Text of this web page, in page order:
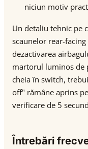
niciun motiv
Un detaliu tehnic pe
scaunelor rear-
dezactivarea
martorul luminos de
cheia în switch,
off" rămâne aprins
verificare de 5
Întrebări